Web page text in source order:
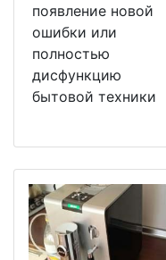
появление новой
ошибки или
полностью
дисфункцию
бытовой техники